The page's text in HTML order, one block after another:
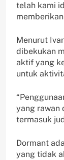
telah kami
Menurut
dibekukan
aktif yang
untuk
yang rawan
termasuk
Dormant
yang tidak